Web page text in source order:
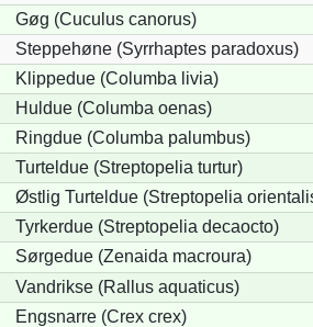
Gøg (Cuculus canorus)
Steppehøne (Syrrhaptes paradoxus)
Klippedue (Columba livia)
Huldue (Columba oenas)
Ringdue (Columba palumbus)
Turteldue (Streptopelia turtur)
Østlig Turteldue (Streptopelia
Tyrkerdue (Streptopelia decaocto)
Sørgedue (Zenaida macroura)
Vandrikse (Rallus aquaticus)
Engsnarre (Crex crex)